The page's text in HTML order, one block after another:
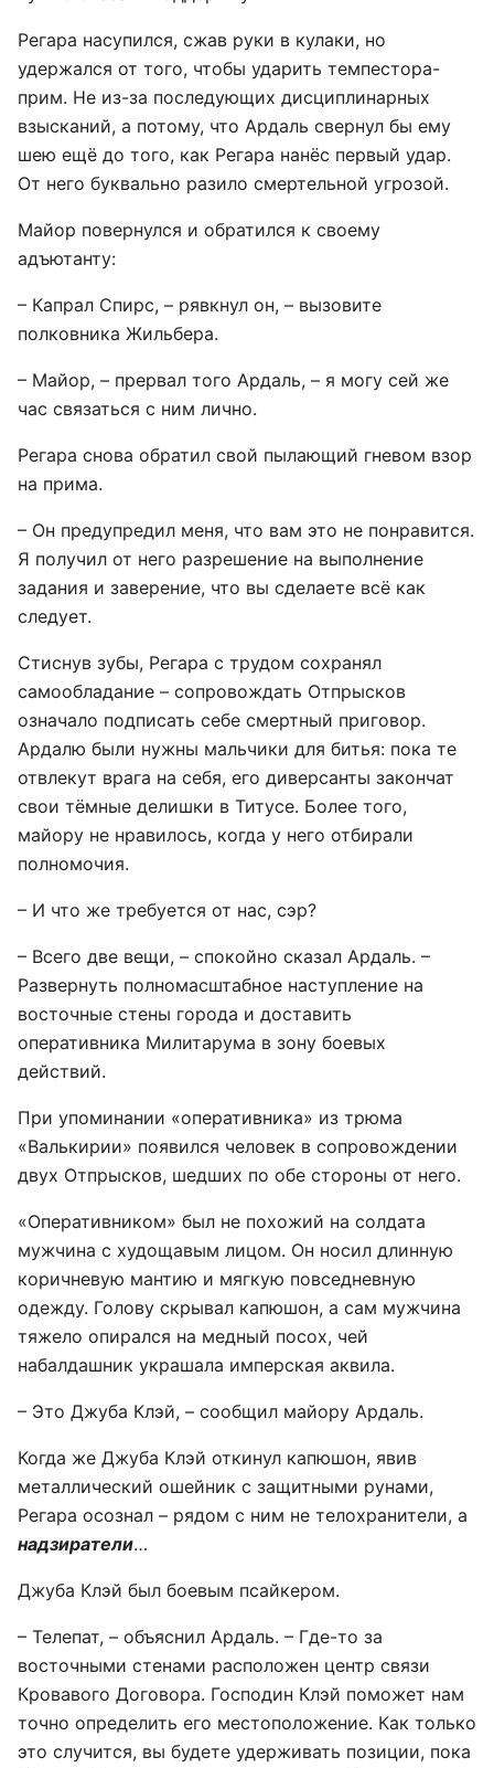
Регара насупился, сжав руки в кулаки, но
удержался от того, чтобы ударить темпестора-
прим. Не из-за последующих дисциплинарных
взысканий, а потому, что Ардаль свернул бы ему
шею ещё до того, как Регара нанёс первый удар.
От него буквально разило смертельной угрозой.
Майор повернулся и обратился к своему
адъютанту:
– Капрал Спирс, – рявкнул он, – вызовите
полковника Жильбера.
– Майор, – прервал того Ардаль, – я могу сей же
час связаться с ним лично.
Регара снова обратил свой пылающий гневом взор
на прима.
– Он предупредил меня, что вам это не понравится.
Я получил от него разрешение на выполнение
задания и заверение, что вы сделаете всё как
следует.
Стиснув зубы, Регара с трудом сохранял
самообладание – сопровождать Отпрысков
означало подписать себе смертный приговор.
Ардалю были нужны мальчики для битья: пока те
отвлекут врага на себя, его диверсанты закончат
свои тёмные делишки в Титусе. Более того,
майору не нравилось, когда у него отбирали
полномочия.
– И что же требуется от нас, сэр?
– Всего две вещи, – спокойно сказал Ардаль. –
Развернуть полномасштабное наступление на
восточные стены города и доставить
оперативника Милитарума в зону боевых
действий.
При упоминании «оперативника» из трюма
«Валькирии» появился человек в сопровождении
двух Отпрысков, шедших по обе стороны от него.
«Оперативником» был не похожий на солдата
мужчина с худощавым лицом. Он носил длинную
коричневую мантию и мягкую повседневную
одежду. Голову скрывал капюшон, а сам мужчина
тяжело опирался на медный посох, чей
набалдашник украшала имперская аквила.
– Это Джуба Клэй, – сообщил майору Ардаль.
Когда же Джуба Клэй откинул капюшон, явив
металлический ошейник с защитными рунами,
Регара осознал – рядом с ним не телохранители, а
надзиратели…
Джуба Клэй был боевым псайкером.
– Телепат, – объяснил Ардаль. – Где-то за
восточными стенами расположен центр связи
Кровавого Договора. Господин Клэй поможет нам
точно определить его местоположение. Как только
это случится, вы будете удерживать позиции, пока